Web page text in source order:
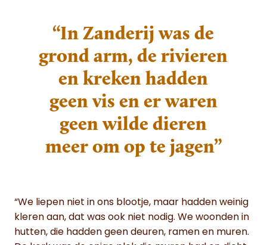
“In Zanderij was de
grond arm, de rivieren
en kreken hadden
geen vis en er waren
geen wilde dieren
meer om op te jagen”
“We liepen niet in ons blootje, maar hadden weinig
kleren aan, dat was ook niet nodig. We woonden in
hutten, die hadden geen deuren, ramen en muren.